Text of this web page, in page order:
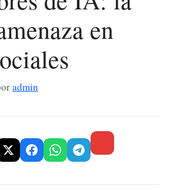
en
admin